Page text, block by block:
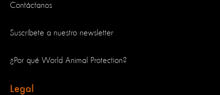
Contáctanos
Suscríbete a nuestro newsletter
¿Por qué World Animal Protection?
Legal